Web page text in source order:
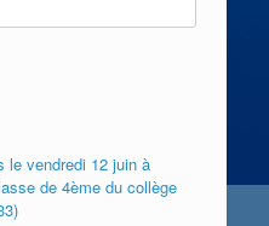
le vendredi 12 juin à
de 4ème du collège